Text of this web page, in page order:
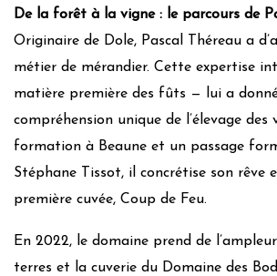
De la forêt à la vigne : le parcours de
Originaire de Dole, Pascal Théreau a
métier de mérandier. Cette expertise
matière première des fûts — lui a
compréhension unique de l’élevage des
formation à Beaune et un passage
Stéphane Tissot, il concrétise son rêve
première cuvée, Coup de Feu.
En 2022, le domaine prend de
terres et la cuverie du Domaine des